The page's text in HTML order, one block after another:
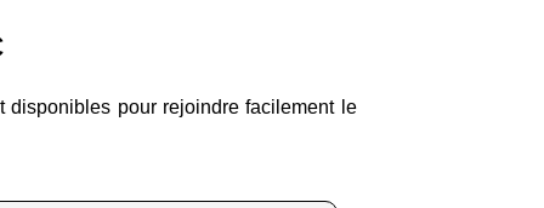
pour rejoindre facilement le